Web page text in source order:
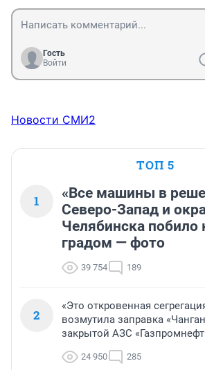
Гость
Войти
Новости СМИ2
ТОП 5
1
«Все машины в
Северо-Запад и
Челябинска
градом — фото
39 754 189
2
«Это откровенная
возмутила заправка
закрытой АЗС
24 950 285